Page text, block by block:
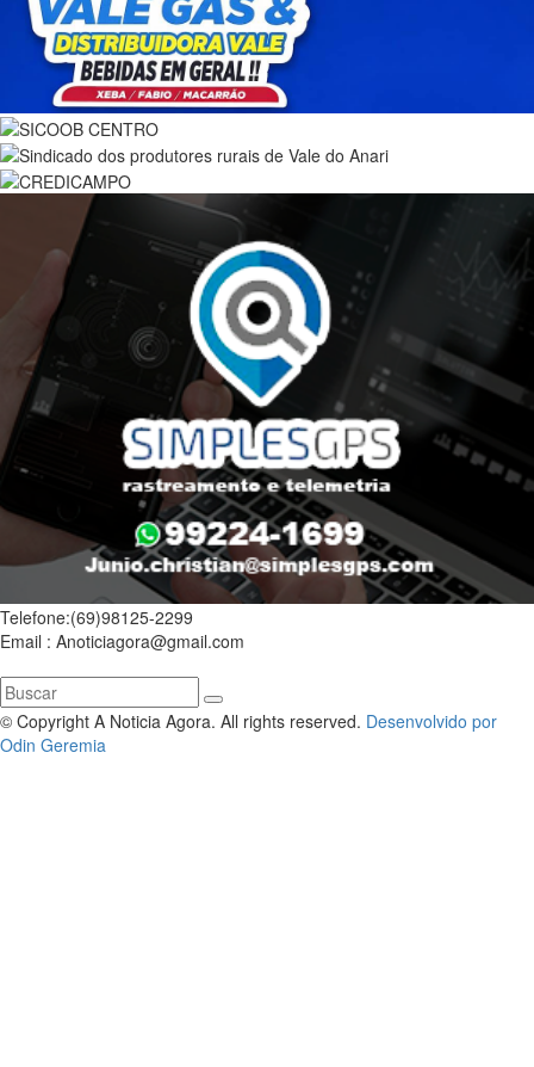
Telefone:(69)98125-2299
Email : Anoticiagora@gmail.com
© Copyright A Noticia Agora. All rights reserved. Desenvolvido por
Odin Geremia